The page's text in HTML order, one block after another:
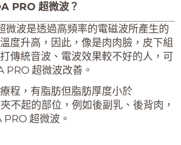
PRO 超微波？
微波是透過高頻率的電磁波所產生的
度升高，因此，像是肉肉臉，皮下組
傳統音波、電波效果較不好的人，可
超微波改善。
程，有脂肪但脂肪厚度小於
不起的部位，例如後副乳、後背肉，
超微波。